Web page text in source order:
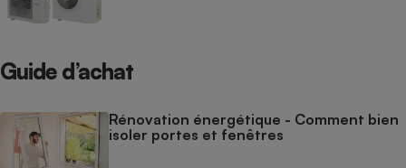
Guide d’achat
Rénovation énergétique - Comment bien
isoler portes et fenêtres